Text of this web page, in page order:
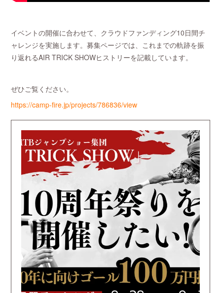
イベントの開催に合わせて、クラウドファンディング10日間チ
ャレンジを実施します。募集ページでは、これまでの軌跡を振
り返れるAIR TRICK SHOWヒストリーを記載しています。
ぜひご覧ください。
https://camp-fire.jp/projects/786836/view